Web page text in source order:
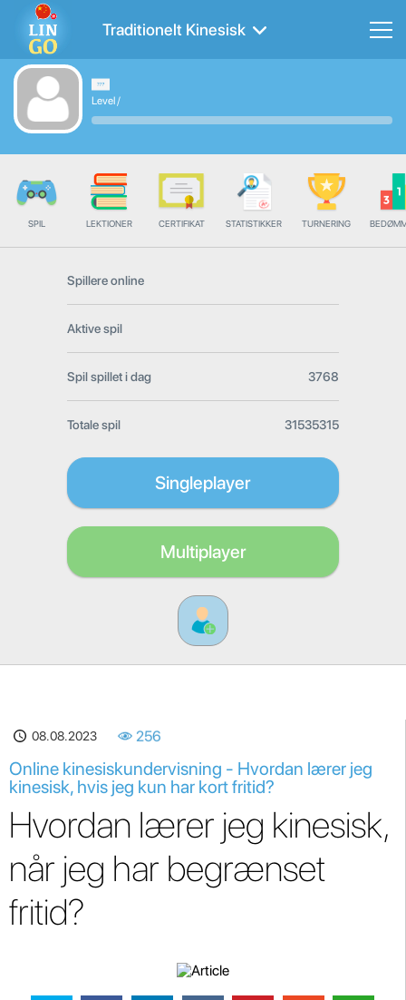
Traditionelt Kinesisk
Level/
SPIL LEKTIONER CERTIFIKAT STATISTIKKER TURNERING
Spillere online
Aktive spil
Spil spillet i dag 3768
Totale spil 31535315
Singleplayer
Multiplayer
08.08.2023 256
Online kinesiskundervisning - Hvordan lærer jeg
kinesisk, hvis jeg kun har kort fritid?
Hvordan lærer jeg kinesisk,
når jeg har begrænset
fritid?